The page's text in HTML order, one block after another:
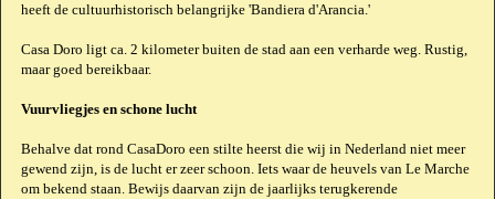
heeft de cultuurhistorisch belangrijke 'Bandiera d'Arancia.'
Casa Doro ligt ca. 2 kilometer buiten de stad aan een verharde weg. Rustig,
maar goed bereikbaar.
Vuurvliegjes en schone lucht
Behalve dat rond CasaDoro een stilte heerst die wij in Nederland niet meer
gewend zijn, is de lucht er zeer schoon. Iets waar de heuvels van Le Marche
om bekend staan. Bewijs daarvan zijn de jaarlijks terugkerende